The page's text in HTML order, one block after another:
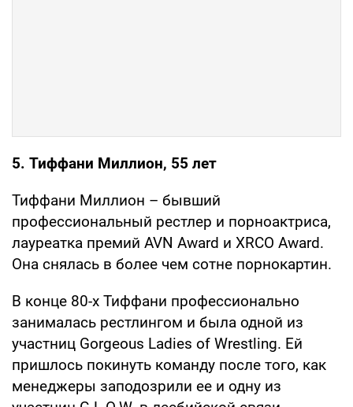
5. Тиффани Миллион, 55 лет
Тиффани Миллион – бывший
профессиональный рестлер и порноактриса,
лауреатка премий AVN Award и XRCO Award.
Она снялась в более чем сотне порнокартин.
В конце 80-х Тиффани профессионально
занималась рестлингом и была одной из
участниц Gorgeous Ladies of Wrestling. Ей
пришлось покинуть команду после того, как
менеджеры заподозрили ее и одну из